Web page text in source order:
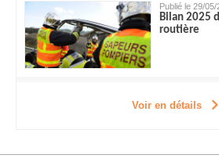
Publié le 29/05/
Bilan 2025
routière
Voir en détails